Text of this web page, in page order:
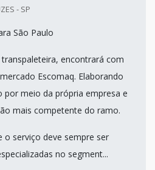
- SP
São Paulo
encontrará com
Escomaq. Elaborando
meio da própria empresa e
mais competente do ramo.
o serviço deve sempre ser
no segment...